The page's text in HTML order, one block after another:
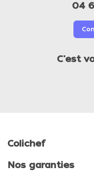
04
C'est
Colichef
Nos garanties